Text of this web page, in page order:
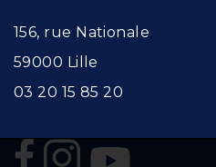
156, rue Nationale
59000 Lille
03 20 15 85 20